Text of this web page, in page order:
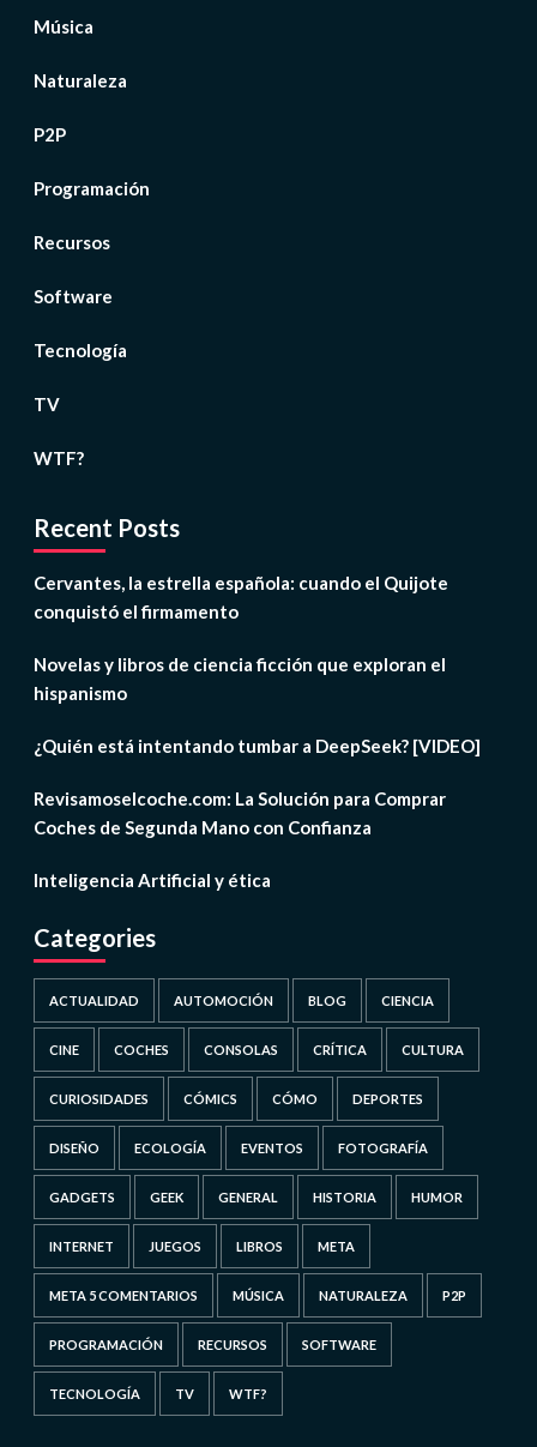
Música
Naturaleza
P2P
Programación
Recursos
Software
Tecnología
TV
WTF?
Recent Posts
Cervantes, la estrella española: cuando el Quijote
conquistó el firmamento
Novelas y libros de ciencia ficción que exploran el
hispanismo
¿Quién está intentando tumbar a DeepSeek? [VIDEO]
Revisamoselcoche.com: La Solución para Comprar
Coches de Segunda Mano con Confianza
Inteligencia Artificial y ética
Categories
ACTUALIDAD AUTOMOCIÓN BLOG CIENCIA
CINE COCHES CONSOLAS CRÍTICA CULTURA
CURIOSIDADES CÓMICS CÓMO DEPORTES
DISEÑO ECOLOGÍA EVENTOS FOTOGRAFÍA
GADGETS GEEK GENERAL HISTORIA HUMOR
INTERNET JUEGOS LIBROS META
META 5 COMENTARIOS MÚSICA NATURALEZA P2P
PROGRAMACIÓN RECURSOS SOFTWARE
TECNOLOGÍA TV WTF?